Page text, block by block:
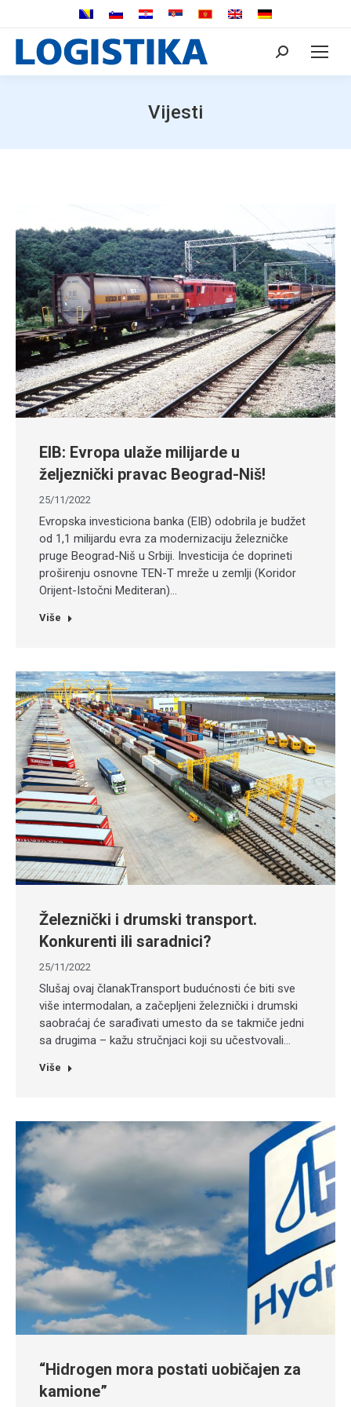
Search:
Vijesti
EIB: Evropa ulaže milijarde u
željeznički pravac Beograd-Niš!
25/11/2022
Evropska investiciona banka (EIB) odobrila je budžet
od 1,1 milijardu evra za modernizaciju železničke
pruge Beograd-Niš u Srbiji. Investicija će doprineti
proširenju osnovne TEN-T mreže u zemlji (Koridor
Orijent-Istočni Mediteran)…
Više
Železnički i drumski transport.
Konkurenti ili saradnici?
25/11/2022
Slušaj ovaj članakTransport budućnosti će biti sve
više intermodalan, a začepljeni železnički i drumski
saobraćaj će sarađivati umesto da se takmiče jedni
sa drugima – kažu stručnjaci koji su učestvovali…
Više
“Hidrogen mora postati uobičajen za
kamione”